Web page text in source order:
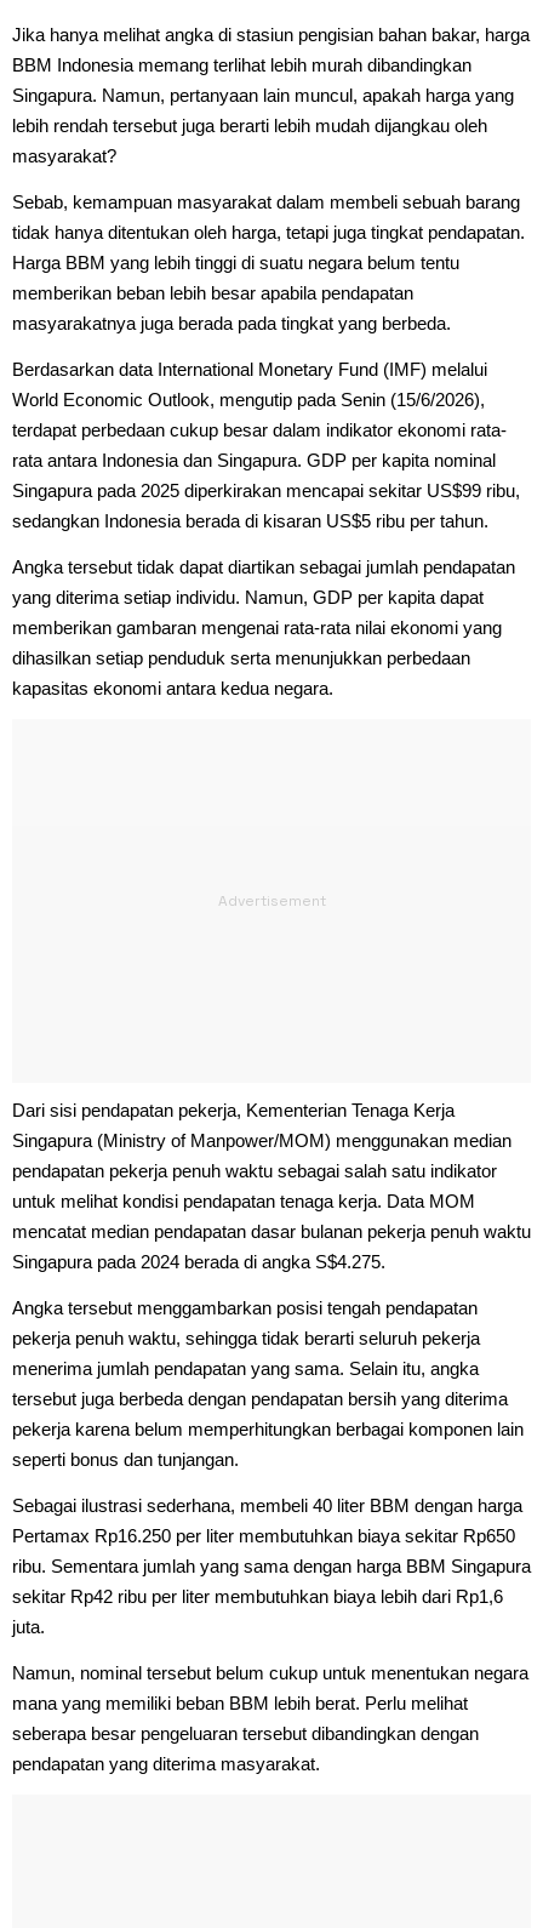
Jika hanya melihat angka di stasiun pengisian bahan bakar, harga
BBM Indonesia memang terlihat lebih murah dibandingkan
Singapura. Namun, pertanyaan lain muncul, apakah harga yang
lebih rendah tersebut juga berarti lebih mudah dijangkau oleh
masyarakat?
Sebab, kemampuan masyarakat dalam membeli sebuah barang
tidak hanya ditentukan oleh harga, tetapi juga tingkat pendapatan.
Harga BBM yang lebih tinggi di suatu negara belum tentu
memberikan beban lebih besar apabila pendapatan
masyarakatnya juga berada pada tingkat yang berbeda.
Berdasarkan data International Monetary Fund (IMF) melalui
World Economic Outlook, mengutip pada Senin (15/6/2026),
terdapat perbedaan cukup besar dalam indikator ekonomi rata-
rata antara Indonesia dan Singapura. GDP per kapita nominal
Singapura pada 2025 diperkirakan mencapai sekitar US$99 ribu,
sedangkan Indonesia berada di kisaran US$5 ribu per tahun.
Angka tersebut tidak dapat diartikan sebagai jumlah pendapatan
yang diterima setiap individu. Namun, GDP per kapita dapat
memberikan gambaran mengenai rata-rata nilai ekonomi yang
dihasilkan setiap penduduk serta menunjukkan perbedaan
kapasitas ekonomi antara kedua negara.
Dari sisi pendapatan pekerja, Kementerian Tenaga Kerja
Singapura (Ministry of Manpower/MOM) menggunakan median
pendapatan pekerja penuh waktu sebagai salah satu indikator
untuk melihat kondisi pendapatan tenaga kerja. Data MOM
mencatat median pendapatan dasar bulanan pekerja penuh waktu
Singapura pada 2024 berada di angka S$4.275.
Angka tersebut menggambarkan posisi tengah pendapatan
pekerja penuh waktu, sehingga tidak berarti seluruh pekerja
menerima jumlah pendapatan yang sama. Selain itu, angka
tersebut juga berbeda dengan pendapatan bersih yang diterima
pekerja karena belum memperhitungkan berbagai komponen lain
seperti bonus dan tunjangan.
Sebagai ilustrasi sederhana, membeli 40 liter BBM dengan harga
Pertamax Rp16.250 per liter membutuhkan biaya sekitar Rp650
ribu. Sementara jumlah yang sama dengan harga BBM Singapura
sekitar Rp42 ribu per liter membutuhkan biaya lebih dari Rp1,6
juta.
Namun, nominal tersebut belum cukup untuk menentukan negara
mana yang memiliki beban BBM lebih berat. Perlu melihat
seberapa besar pengeluaran tersebut dibandingkan dengan
pendapatan yang diterima masyarakat.